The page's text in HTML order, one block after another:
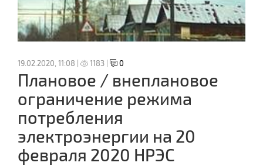
19.02.2020, 11:08 | 1183 | 0
Плановое / внеплановое
ограничение режима
потребления
электроэнергии на 20
февраля 2020 НРЭС